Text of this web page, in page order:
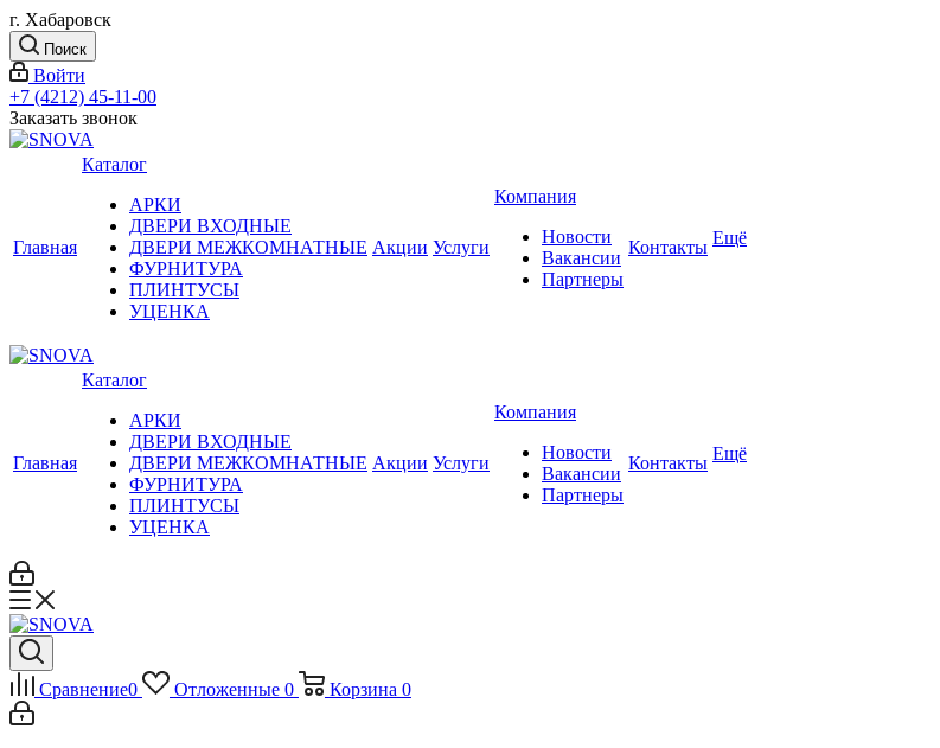
г. Хабаровск
Поиск
Войти
+7 (4212) 45-11-00
Заказать звонок
Главная
Каталог
АРКИ
ДВЕРИ ВХОДНЫЕ
ДВЕРИ МЕЖКОМНАТНЫЕ
ФУРНИТУРА
ПЛИНТУСЫ
УЦЕНКА
Акции Услуги
Компания
Новости
Вакансии
Партнеры
Контакты Ещё
Главная
Каталог
АРКИ
ДВЕРИ ВХОДНЫЕ
ДВЕРИ МЕЖКОМНАТНЫЕ
ФУРНИТУРА
ПЛИНТУСЫ
УЦЕНКА
Акции Услуги
Компания
Новости
Вакансии
Партнеры
Контакты Ещё
Сравнение0 Отложенные 0 Корзина 0